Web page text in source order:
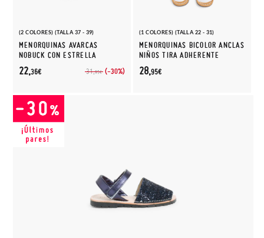
(2 COLORES) (TALLA 37 - 39)
MENORQUINAS AVARCAS
NOBUCK CON ESTRELLA
31,95€ (-30%)
22,36€
(1 COLORES) (TALLA 22 - 31)
MENORQUINAS BICOLOR ANCLAS
NIÑOS TIRA ADHERENTE
28,95€